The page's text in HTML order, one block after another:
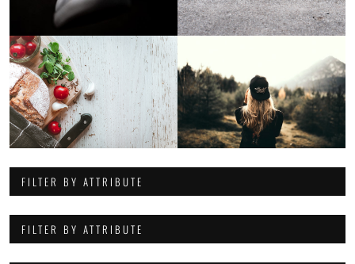
FILTER BY ATTRIBUTE
FILTER BY ATTRIBUTE